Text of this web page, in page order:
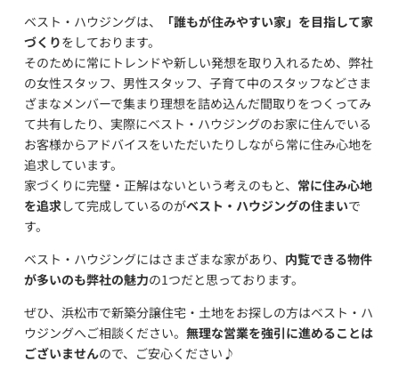
ベスト・ハウジングは、
「誰もが住みやすい家」を目指して家
づくりをしております。
そのために常にトレンドや新しい発想を取り入れるため、弊社
の女性スタッフ、男性スタッフ、子育て中のスタッフなどさま
ざまなメンバーで集まり理想を詰め込んだ間取りをつくってみ
て共有したり、実際にベスト・ハウジングのお家に住んでいる
お客様からアドバイスをいただいたりしながら常に住み心地を
追求しています。
家づくりに完璧・正解はないという考えのもと、 常に住み心地
を追求して完成しているのがベスト・ハウジングの住まいで
す。
ベスト・ハウジングにはさまざまな家があり、 内覧できる物件
が多いのも弊社の魅力の1つだと思っております。
ぜひ、浜松市で新築分譲住宅・土地をお探しの方はベスト・ハ
ウジングへご相談ください。 無理な営業を強引に進めることは
ございませんので、ご安心ください♪